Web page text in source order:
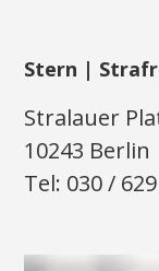
Stern |
Stralauer
10243 Berlin
Tel: 030 /